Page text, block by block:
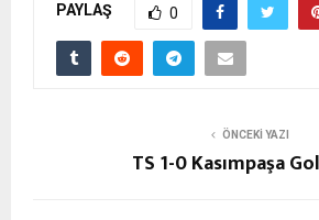
PAYLAŞ 0
ÖNCEKI YAZI
TS 1-0 Kasımpaşa